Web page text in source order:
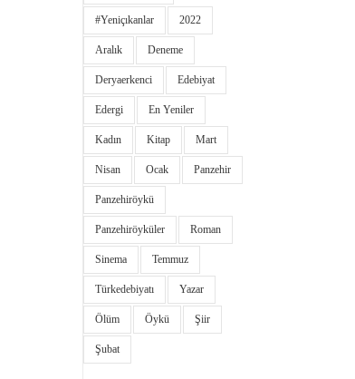
#yeniçıkanlar 2022
Aralık Deneme
Deryaerkenci Edebiyat
Edergi En Yeniler
Kadın Kitap Mart
Nisan Ocak Panzehir
Panzehiröykü
Panzehiröyküler Roman
Sinema Temmuz
Türkedebiyatı Yazar
Ölüm Öykü Şiir
Şubat